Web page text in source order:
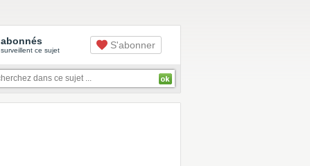
abonnés
surveillent ce sujet S'abonner